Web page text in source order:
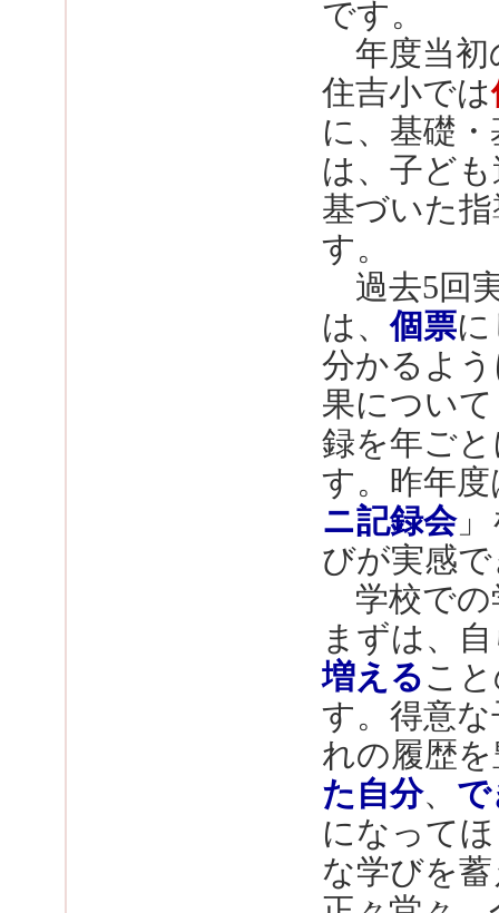
です。
年度当初
住吉小では
に、基礎
は、子ど
基づいた
す。
過去5回
は、個票
分かるよ
果につい
録を年ご
す。昨年
ニ記録会」
びが実感
学校での
まずは、
増えるこ
す。得意
れの履歴
た自分、
になって
な学びを